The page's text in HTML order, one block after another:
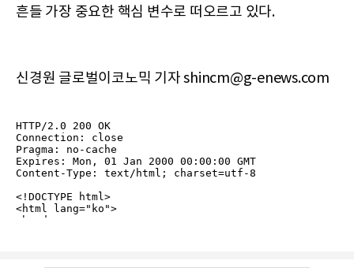
흔들 가장 중요한 핵심 변수로 떠오르고 있다.
신경원 글로벌이코노믹 기자 shincm@g-enews.com